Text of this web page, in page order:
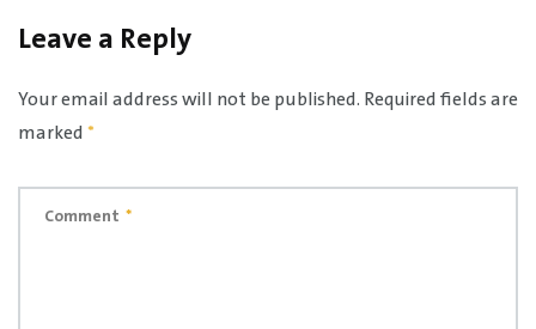
Leave a Reply
Your email address will not be published. Required fields are
marked*
Comment *